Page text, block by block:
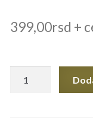
399,00rsd +